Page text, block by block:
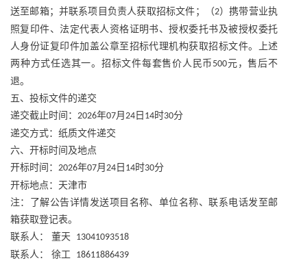
送至邮箱；并联系项目负责人获取招标文件；（2）携带营业执
照复印件、法定代表人资格证明书、授权委托书及被授权委托
人身份证复印件加盖公章至招标代理机构获取招标文件。上述
两种方式任选其一。招标文件每套售价人民币 500元，售后不
退。
五、投标文件的递交
递交截止时间： 2026年07月 24 日 14时30分
递交方式：纸质文件递交
六、开标时间及地点
开标时间： 2026年07月 24 日 14时30分
开标地点：天津市
注：了解公告详情发送项目名称、单位名称、联系电话发至邮
箱获取登记表。
联系人：
董天 13041093518
联系人：
徐工
18611886439